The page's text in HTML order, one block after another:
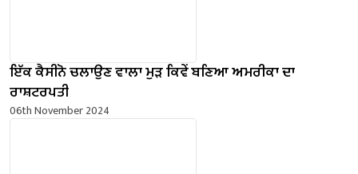
ਇੱਕ ਕੈਸੀਨੋ ਚਲਾਉਣ ਵਾਲਾ ਮੁੜ ਕਿਵੇਂ ਬਣਿਆ ਅਮਰੀਕਾ ਦਾ
ਰਾਸ਼ਟਰਪਤੀ
06th November 2024